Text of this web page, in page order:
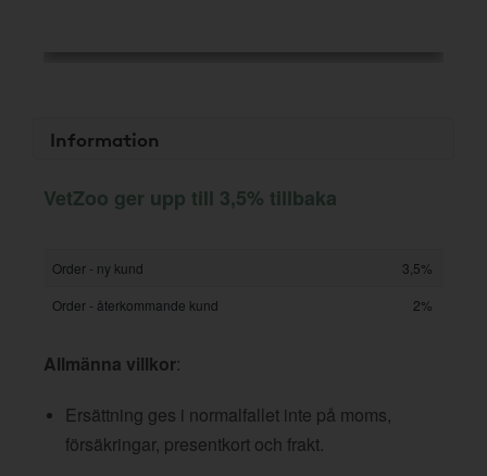
Information
VetZoo ger upp till 3,5% tillbaka
Order - ny kund
3,5%
Order - återkommande kund
2%
Allmänna villkor:
Ersättning ges i normalfallet inte på moms,
försäkringar, presentkort och frakt.